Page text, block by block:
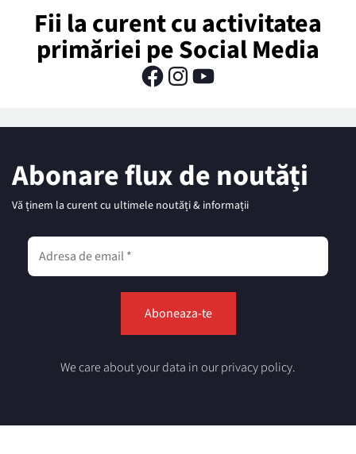
Fii la curent cu activitatea
primăriei pe Social Media
Abonare flux de noutăți
Vă ținem la curent cu ultimele noutăți & informații
We care about your data in our privacy policy.